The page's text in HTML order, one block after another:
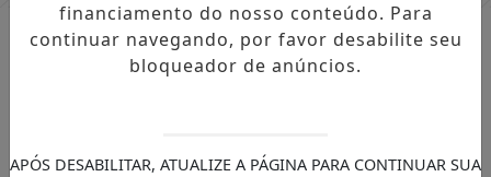
NOTÍCIAS GERAL
Diretor do departamento da Cultura
financiamento do nosso conteúdo. Para
continuar navegando, por favor desabilite seu
bloqueador de anúncios.
APÓS DESABILITAR, ATUALIZE A PÁGINA PARA CONTINUAR SUA